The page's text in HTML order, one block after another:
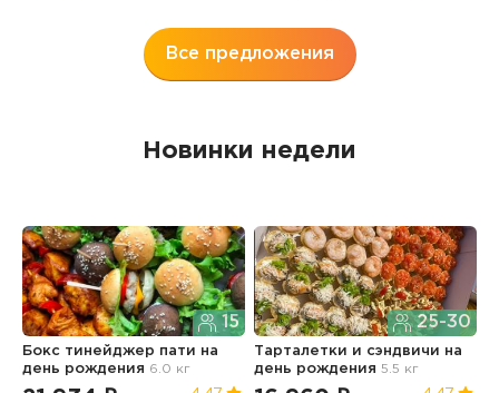
Все предложения
Новинки недели
15
Бокс тинейджер пати на
день рождения 6.0 кг
25-30
Тарталетки и сэндвичи на
день рождения 5.5 кг